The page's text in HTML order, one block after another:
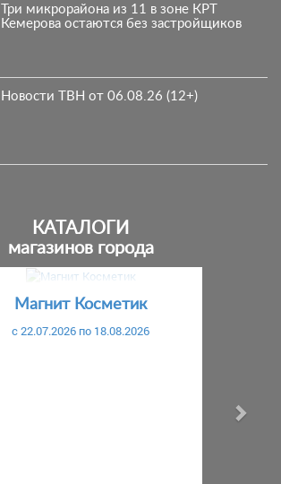
Три микрорайона из 11 в зоне КРТ
Кемерова остаются без застройщиков
Новости ТВН от 06.08.26 (12+)
КАТАЛОГИ
магазинов города
Магнит Косметик
c 22.07.2026 по 18.08.2026